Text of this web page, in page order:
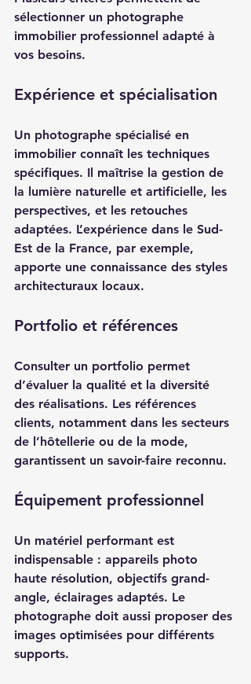
sélectionner un photographe
immobilier professionnel adapté à
vos besoins.
Expérience et spécialisation
Un photographe spécialisé en
immobilier connaît les techniques
spécifiques. Il maîtrise la gestion de
la lumière naturelle et artificielle, les
perspectives, et les retouches
adaptées. L’expérience dans le Sud-
Est de la France, par exemple,
apporte une connaissance des styles
architecturaux locaux.
Portfolio et références
Consulter un portfolio permet
d’évaluer la qualité et la diversité
des réalisations. Les références
clients, notamment dans les secteurs
de l’hôtellerie ou de la mode,
garantissent un savoir-faire reconnu.
Équipement professionnel
Un matériel performant est
indispensable : appareils photo
haute résolution, objectifs grand-
angle, éclairages adaptés. Le
photographe doit aussi proposer des
images optimisées pour différents
supports.